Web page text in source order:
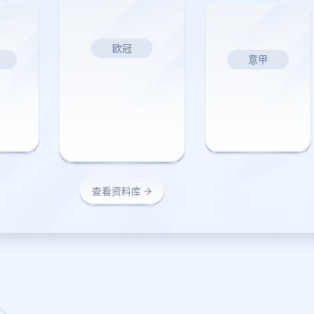
欧冠
意甲
查看资料库